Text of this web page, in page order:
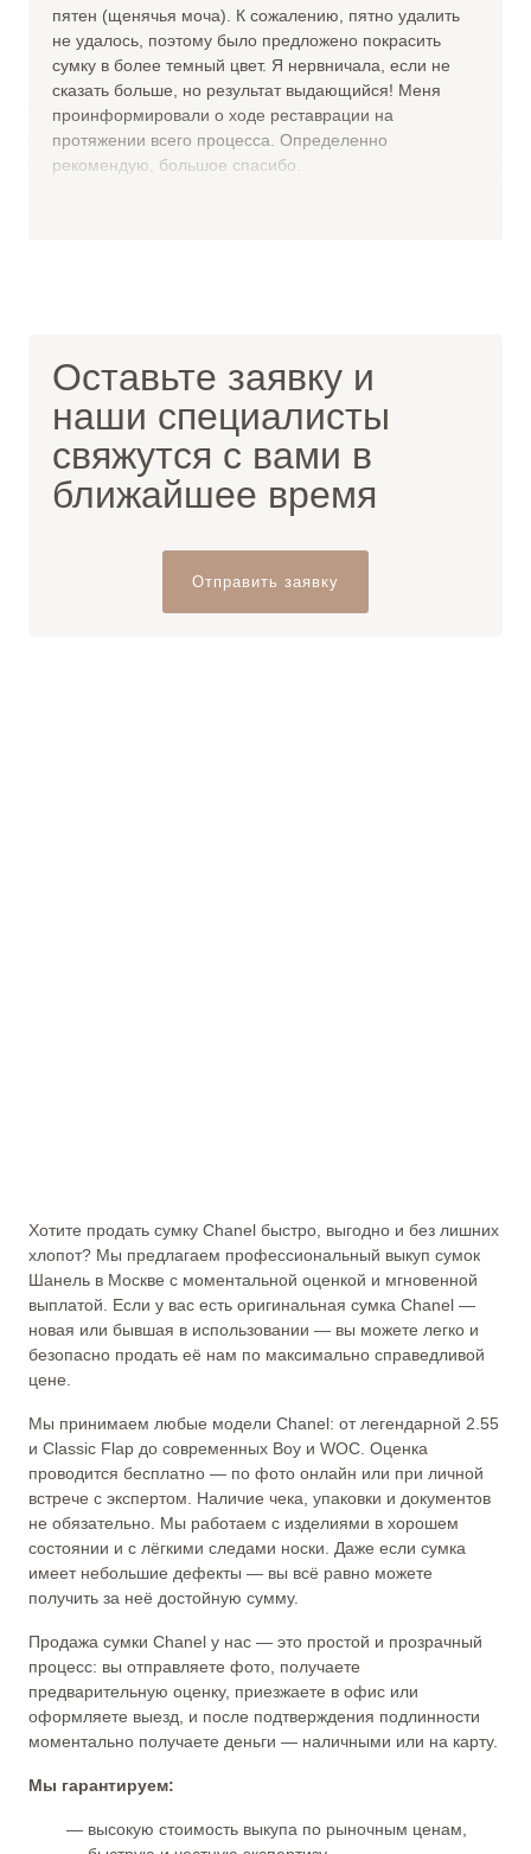
пятен (щенячья моча). К сожалению, пятно удалить
не удалось, поэтому было предложено покрасить
сумку в более темный цвет. Я нервничала, если не
сказать больше, но результат выдающийся! Меня
проинформировали о ходе реставрации на
протяжении всего процесса. Определенно
рекомендую, большое спасибо.
Оставьте заявку и
наши специалисты
свяжутся с вами в
ближайшее время
Отправить заявку
Хотите продать сумку Chanel быстро, выгодно и без лишних
хлопот? Мы предлагаем профессиональный выкуп сумок
Шанель в Москве с моментальной оценкой и мгновенной
выплатой. Если у вас есть оригинальная сумка Chanel —
новая или бывшая в использовании — вы можете легко и
безопасно продать её нам по максимально справедливой
цене.
Мы принимаем любые модели Chanel: от легендарной 2.55
и Classic Flap до современных Boy и WOC. Оценка
проводится бесплатно — по фото онлайн или при личной
встрече с экспертом. Наличие чека, упаковки и документов
не обязательно. Мы работаем с изделиями в хорошем
состоянии и с лёгкими следами носки. Даже если сумка
имеет небольшие дефекты — вы всё равно можете
получить за неё достойную сумму.
Продажа сумки Chanel у нас — это простой и прозрачный
процесс: вы отправляете фото, получаете
предварительную оценку, приезжаете в офис или
оформляете выезд, и после подтверждения подлинности
моментально получаете деньги — наличными или на карту.
Мы гарантируем:
— высокую стоимость выкупа по рыночным ценам,